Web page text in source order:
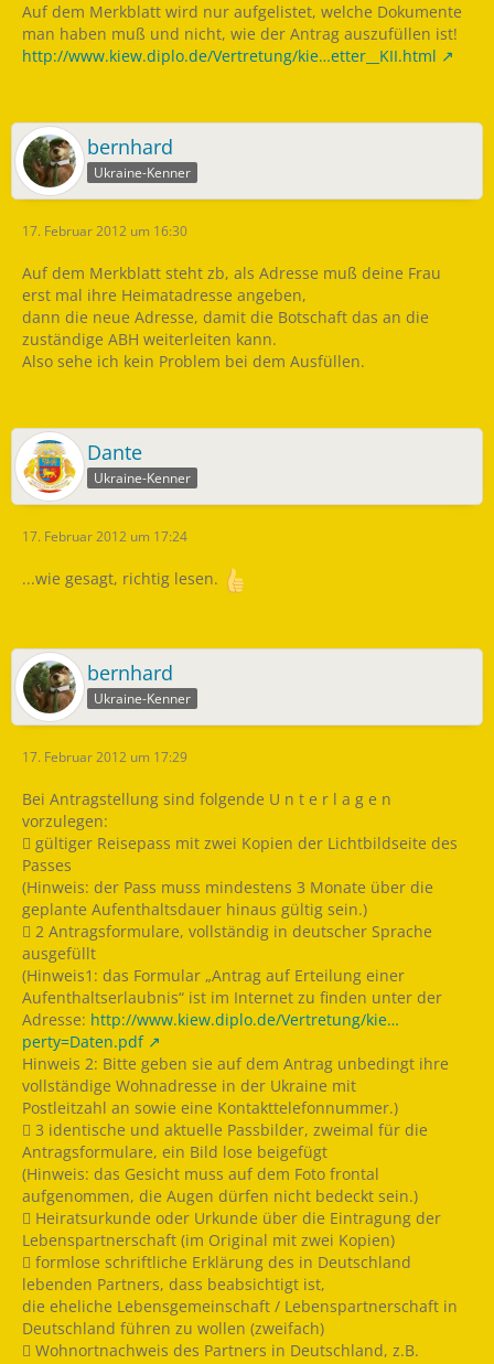
Auf dem Merkblatt wird nur aufgelistet, welche Dokumente
man haben muß und nicht, wie der Antrag auszufüllen ist!
http://www.kiew.diplo.de/Vertretung/kie…etter__KII.html
bernhard
Ukraine-Kenner
17. Februar 2012 um 16:30
Auf dem Merkblatt steht zb, als Adresse muß deine Frau
erst mal ihre Heimatadresse angeben,
dann die neue Adresse, damit die Botschaft das an die
zuständige ABH weiterleiten kann.
Also sehe ich kein Problem bei dem Ausfüllen.
Dante
Ukraine-Kenner
17. Februar 2012 um 17:24
...wie gesagt, richtig lesen.
bernhard
Ukraine-Kenner
17. Februar 2012 um 17:29
Bei Antragstellung sind folgende U n t e r l a g e n
vorzulegen:
 gültiger Reisepass mit zwei Kopien der Lichtbildseite des
Passes
(Hinweis: der Pass muss mindestens 3 Monate über die
geplante Aufenthaltsdauer hinaus gültig sein.)
 2 Antragsformulare, vollständig in deutscher Sprache
ausgefüllt
(Hinweis1: das Formular „Antrag auf Erteilung einer
Aufenthaltserlaubnis“ ist im Internet zu finden unter der
Adresse: http://www.kiew.diplo.de/Vertretung/kie…
perty=Daten.pdf
Hinweis 2: Bitte geben sie auf dem Antrag unbedingt ihre
vollständige Wohnadresse in der Ukraine mit
Postleitzahl an sowie eine Kontakttelefonnummer.)
 3 identische und aktuelle Passbilder, zweimal für die
Antragsformulare, ein Bild lose beigefügt
(Hinweis: das Gesicht muss auf dem Foto frontal
aufgenommen, die Augen dürfen nicht bedeckt sein.)
 Heiratsurkunde oder Urkunde über die Eintragung der
Lebenspartnerschaft (im Original mit zwei Kopien)
 formlose schriftliche Erklärung des in Deutschland
lebenden Partners, dass beabsichtigt ist,
die eheliche Lebensgemeinschaft / Lebenspartnerschaft in
Deutschland führen zu wollen (zweifach)
 Wohnortnachweis des Partners in Deutschland, z.B.